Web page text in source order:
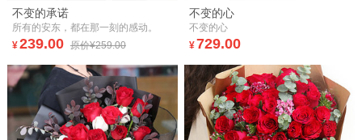
不变的承诺
所有的安东，都在那一刻的感动。
¥239.00 原价¥259.00
不变的心
不变的心
¥729.00